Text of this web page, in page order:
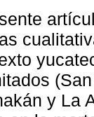
y La